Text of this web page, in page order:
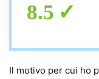
8.5
Il motivo per cui ho